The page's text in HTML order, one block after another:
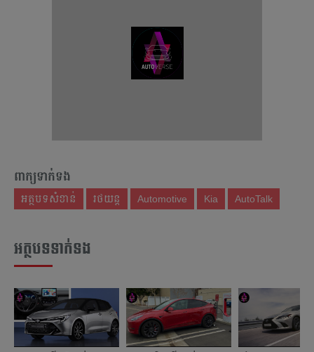
ពាក្យទាក់ទង
អត្ថបទសំខាន់ រថយន្ត Automotive Kia AutoTalk
អត្ថបទទាក់ទង